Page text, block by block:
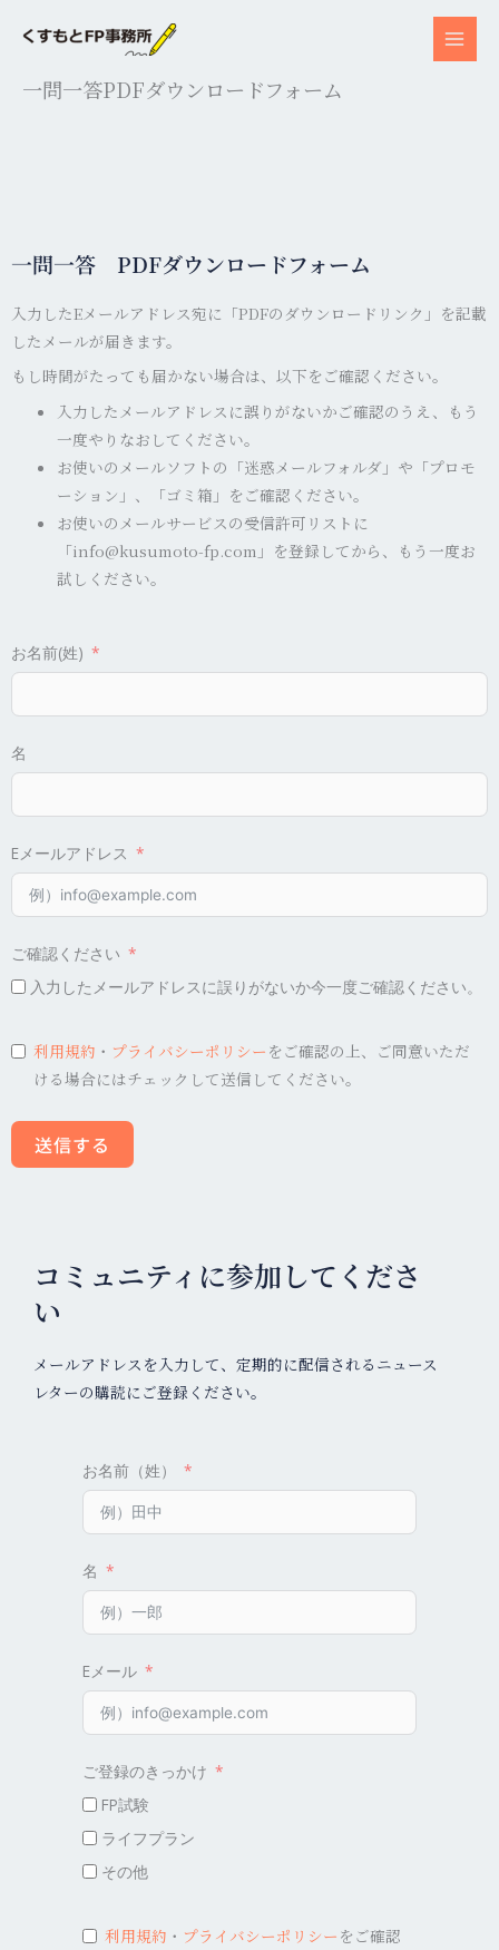
一問一答PDFダウンロードフォーム
一問一答 PDFダウンロードフォーム
入力したEメールアドレス宛に「PDFのダウンロードリンク」を記載
したメールが届きます。
もし時間がたっても届かない場合は、以下をご確認ください。
入力したメールアドレスに誤りがないかご確認のうえ、もう
一度やりなおしてください。
お使いのメールソフトの「迷惑メールフォルダ」や「プロモ
ーション」、「ゴミ箱」をご確認ください。
お使いのメールサービスの受信許可リストに
「info@kusumoto-fp.com」を登録してから、もう一度お
試しください。
お名前(姓)
名
Eメールアドレス
ご確認ください
入力したメールアドレスに誤りがないか今一度ご確認ください。
利用規約 ・ プライバシーポリシー をご確認の上、ご同意いただ
ける場合にはチェックして送信してください。
送信する
コミュニティに参加してくださ
い
メールアドレスを入力して、定期的に配信されるニュース
レターの購読にご登録ください。
お名前（姓）
名
Eメール
ご登録のきっかけ
FP試験
ライフプラン
その他
利用規約 ・ プライバシーポリシー をご確認